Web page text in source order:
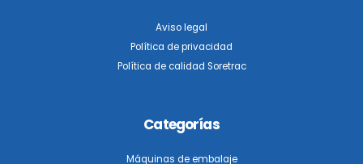
Aviso legal
Política de privacidad
Política de calidad Soretrac
Categorías
Máquinas de embalaje